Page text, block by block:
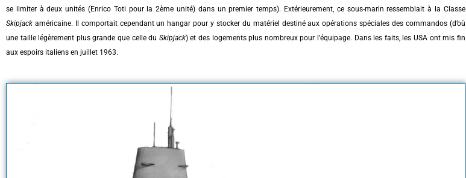
se limiter à deux unités (Enrico Toti pour la 2ème unité) dans un premier temps). Extérieurement, ce sous-marin ressemblait à la Classe
Skipjack américaine. Il comportait cependant un hangar pour y stocker du matériel destiné aux opérations spéciales des commandos (d’où
une taille légèrement plus grande que celle du Skipjack) et des logements plus nombreux pour l’équipage. Dans les faits, les USA ont mis fin
aux espoirs italiens en juillet 1963.